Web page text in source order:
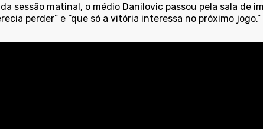
sessão matinal, o médio Danilovic passou pela sala de
perder” e “que só a vitória interessa no próximo jogo.”